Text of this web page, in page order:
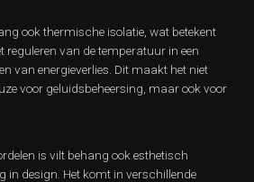
ook thermische isolatie, wat betekent
reguleren van de temperatuur in een
van energieverlies. Dit maakt het niet
voor geluidsbeheersing, maar ook voor
is vilt behang ook esthetisch
in design. Het komt in verschillende